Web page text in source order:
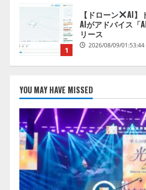
1
【ドローン
AI】
AIがアドバイス「
リース
2026/08/09/01:53:44
ォーム「TAIZA」
スに関する記者発
2026/08/07/17:53:45
3
lmessage、MCP接
し、AIから設定操
拡充
2026/08/07/13:53:50
YOU MAY HAVE MISSED